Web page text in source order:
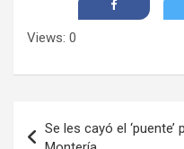
Views: 0
de
Se les cayó el